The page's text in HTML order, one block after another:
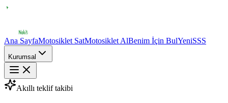
Ana SayfaMotosiklet SatMotosiklet AlBenim İçin BulYeniSSS
Kurumsal
Akıllı teklif takibi